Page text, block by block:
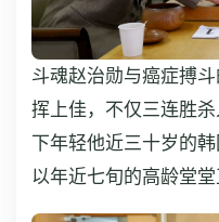
斗魂赵治勋与癌症搏
挥上佳，不仅三连胜
下年轻他近三十岁的
以年近七旬的高龄堂堂